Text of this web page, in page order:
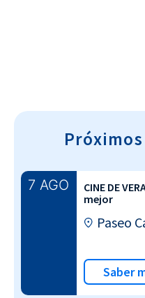
7 AGO
CINE DE
mejor
Paseo
Saber